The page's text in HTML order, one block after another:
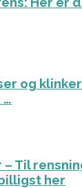
og
…
Til
her